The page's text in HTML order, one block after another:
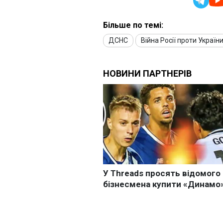
Більше по темі:
ДСНС Війна Росії проти України